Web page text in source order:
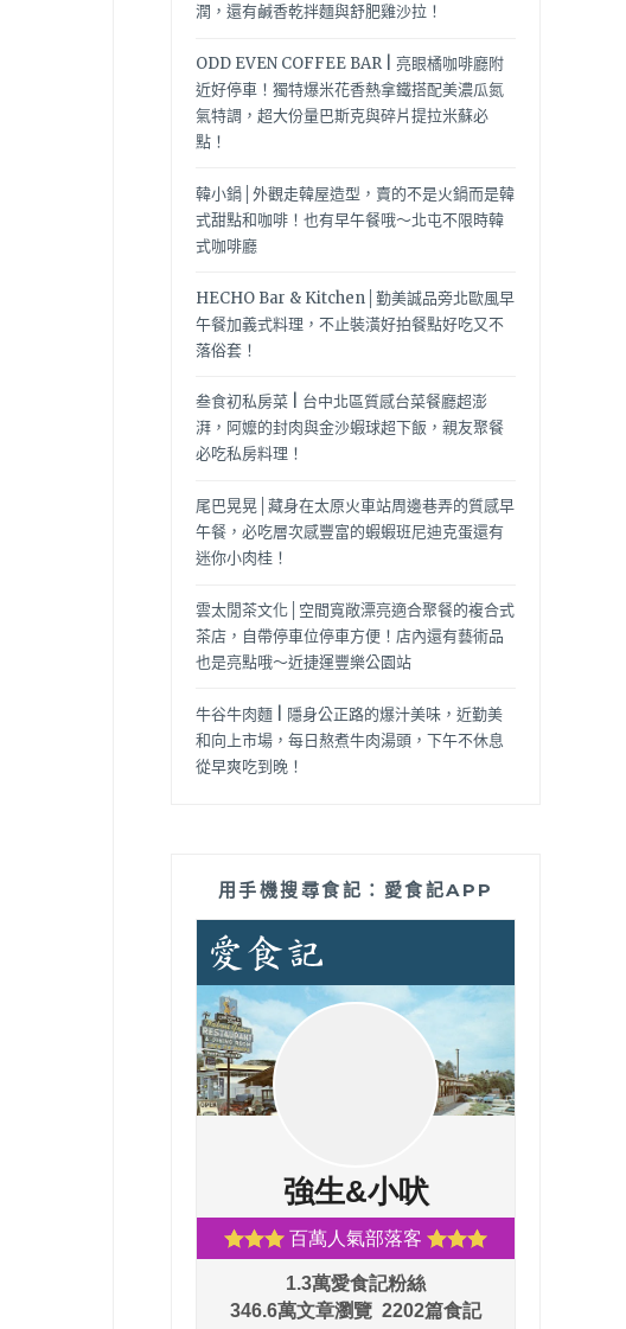
潤，還有鹹香乾拌麵與舒肥雞沙拉！
ODD EVEN COFFEE BAR | 亮眼橘咖啡廳附
近好停車！獨特爆米花香熱拿鐵搭配美濃瓜氮
氣特調，超大份量巴斯克與碎片提拉米蘇必
點！
韓小鍋│外觀走韓屋造型，賣的不是火鍋而是韓
式甜點和咖啡！也有早午餐哦～北屯不限時韓
式咖啡廳
HECHO Bar & Kitchen│勤美誠品旁北歐風早
午餐加義式料理，不止裝潢好拍餐點好吃又不
落俗套！
叁食初私房菜 | 台中北區質感台菜餐廳超澎
湃，阿嬤的封肉與金沙蝦球超下飯，親友聚餐
必吃私房料理！
尾巴晃晃│藏身在太原火車站周邊巷弄的質感早
午餐，必吃層次感豐富的蝦蝦班尼迪克蛋還有
迷你小肉桂！
雲太閒茶文化│空間寬敞漂亮適合聚餐的複合式
茶店，自帶停車位停車方便！店內還有藝術品
也是亮點哦～近捷運豐樂公園站
牛谷牛肉麵 | 隱身公正路的爆汁美味，近勤美
和向上市場，每日熬煮牛肉湯頭，下午不休息
從早爽吃到晚！
用手機搜尋食記：愛食記APP